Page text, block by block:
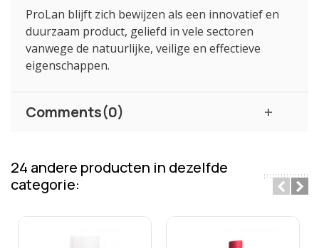
ProLan blijft zich bewijzen als een innovatief en
duurzaam product, geliefd in vele sectoren
vanwege de natuurlijke, veilige en effectieve
eigenschappen.
Comments(0)
24 andere producten in dezelfde
categorie: